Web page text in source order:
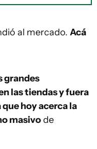
al mercado. Acá
grandes
las tiendas y fuera
que hoy acerca la
masivode